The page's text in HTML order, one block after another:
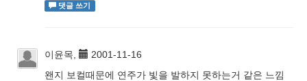
댓글 쓰기
이윤목,
2001-11-16
왠지 보컬때문에 연주가 빛을 발하지 못하는거 같은 느낌